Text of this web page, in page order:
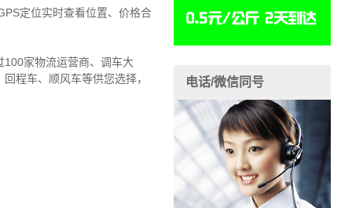
定位实时查看位置、价格合
100家物流运营商、调车大
程车、顺风车等供您选择，
电话/微信同号